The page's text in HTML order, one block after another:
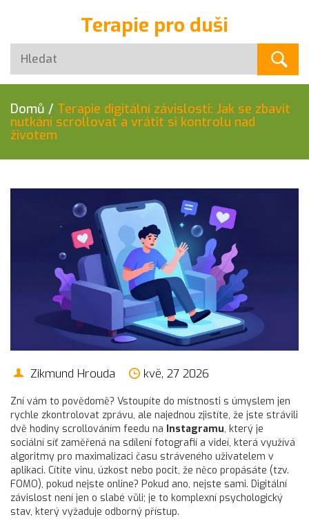
Terapie pro duši
Domů / Terapie digitální závislosti: Jak se zbavit
nutkání scrollovat a vrátit si kontrolu nad
životem
Zikmund Hrouda kvě, 27 2026
Zní vám to povědomě? Vstoupíte do místnosti s úmyslem jen
rychle zkontrolovat zprávu, ale najednou zjistíte, že jste strávili
dvě hodiny scrollováním feedu na Instagramu, který je
sociální síť zaměřená na sdílení fotografií a videí, která využívá
algoritmy pro maximalizaci času stráveného uživatelem v
aplikaci. Cítíte vinu, úzkost nebo pocit, že něco propásáte (tzv.
FOMO), pokud nejste online? Pokud ano, nejste sami. Digitální
závislost není jen o slabé vůli; je to komplexní psychologický
stav, který vyžaduje odborný přístup.